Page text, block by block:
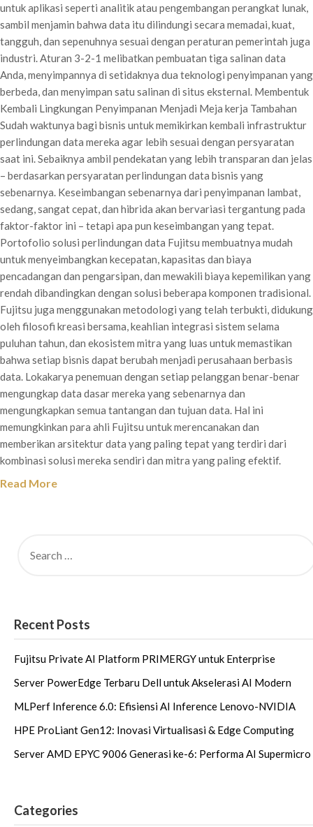
untuk aplikasi seperti analitik atau pengembangan perangkat lunak,
sambil menjamin bahwa data itu dilindungi secara memadai, kuat,
tangguh, dan sepenuhnya sesuai dengan peraturan pemerintah juga
industri. Aturan 3-2-1 melibatkan pembuatan tiga salinan data
Anda, menyimpannya di setidaknya dua teknologi penyimpanan yang
berbeda, dan menyimpan satu salinan di situs eksternal. Membentuk
Kembali Lingkungan Penyimpanan Menjadi Meja kerja Tambahan
Sudah waktunya bagi bisnis untuk memikirkan kembali infrastruktur
perlindungan data mereka agar lebih sesuai dengan persyaratan
saat ini. Sebaiknya ambil pendekatan yang lebih transparan dan jelas
– berdasarkan persyaratan perlindungan data bisnis yang
sebenarnya. Keseimbangan sebenarnya dari penyimpanan lambat,
sedang, sangat cepat, dan hibrida akan bervariasi tergantung pada
faktor-faktor ini – tetapi apa pun keseimbangan yang tepat.
Portofolio solusi perlindungan data Fujitsu membuatnya mudah
untuk menyeimbangkan kecepatan, kapasitas dan biaya
pencadangan dan pengarsipan, dan mewakili biaya kepemilikan yang
rendah dibandingkan dengan solusi beberapa komponen tradisional.
Fujitsu juga menggunakan metodologi yang telah terbukti, didukung
oleh filosofi kreasi bersama, keahlian integrasi sistem selama
puluhan tahun, dan ekosistem mitra yang luas untuk memastikan
bahwa setiap bisnis dapat berubah menjadi perusahaan berbasis
data. Lokakarya penemuan dengan setiap pelanggan benar-benar
mengungkap data dasar mereka yang sebenarnya dan
mengungkapkan semua tantangan dan tujuan data. Hal ini
memungkinkan para ahli Fujitsu untuk merencanakan dan
memberikan arsitektur data yang paling tepat yang terdiri dari
kombinasi solusi mereka sendiri dan mitra yang paling efektif.
Read More
Recent Posts
Fujitsu Private AI Platform PRIMERGY untuk Enterprise
Server PowerEdge Terbaru Dell untuk Akselerasi AI Modern
MLPerf Inference 6.0: Efisiensi AI Inference Lenovo-NVIDIA
HPE ProLiant Gen12: Inovasi Virtualisasi & Edge Computing
Server AMD EPYC 9006 Generasi ke-6: Performa AI Supermicro
Categories